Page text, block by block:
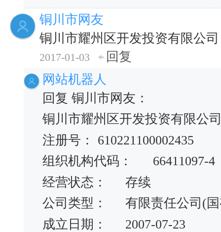
铜川市网友
铜川市耀州区开发投资有限公司
2017-01-03
回复
网站机器人
回复 铜川市网友：
铜川市耀州区开发投资有限公
注册号：
610221100002435
组织机构代码：
66411097-4
经营状态：
存续
公司类型：
有限责任公司(
成立日期：
2007-07-23